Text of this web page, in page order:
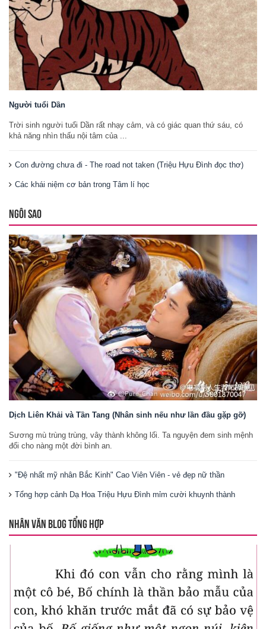
Người tuổi Dần
Trời sinh người tuổi Dần rất nhạy cảm, và có giác quan thứ sáu, có
khả năng nhìn thấu nội tâm của ...
Con đường chưa đi - The road not taken (Triệu Hựu Đình đọc thơ)
Các khái niệm cơ bản trong Tâm lí học
NGÔI SAO
Dịch Liên Khải và Tần Tang (Nhân sinh nếu như lần đầu gặp gỡ)
Sương mù trùng trùng, vây thành không lối. Ta nguyện đem sinh mệnh
đổi cho nàng một đời bình an.
"Đệ nhất mỹ nhân Bắc Kinh" Cao Viên Viên - vẻ đẹp nữ thần
Tổng hợp cảnh Dạ Hoa Triệu Hựu Đình mỉm cười khuynh thành
NHÂN VĂN BLOG TỔNG HỢP